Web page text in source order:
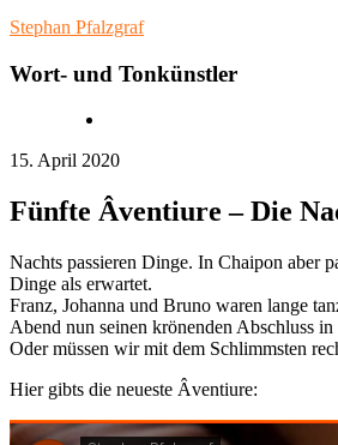
Stephan Pfalzgraf
Wort- und Tonkünstler
15. April 2020
Fünfte Âventiure – Die
Nachts passieren Dinge. In Chaipon aber
Dinge als erwartet.
Franz, Johanna und Bruno waren lange
Abend nun seinen krönenden Abschluss
Oder müssen wir mit dem Schlimmsten
Hier gibts die neueste Âventiure: